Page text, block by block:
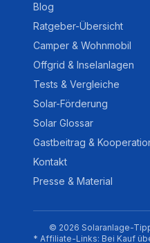
Blog
Ratgeber-Übersicht
Camper & Wohnmobil
Offgrid & Inselanlagen
Tests & Vergleiche
Solar-Förderung
Solar Glossar
Gastbeitrag &
Kontakt
Presse & Material
© 2026 Solaranlage-
* Affiliate-Links: Bei Kauf